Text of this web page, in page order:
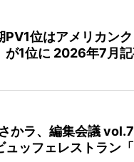
PV1位はアメリカン
が1位に 2026年7月
かラ、編集会議
ュッフェレストラン「